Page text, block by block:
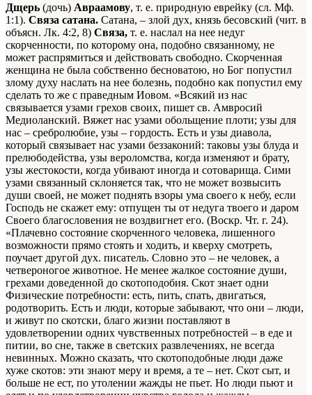
Дщерь (дочь) Авраамову, т. е. природную еврейку (сл. Мф.
1:1). Связа сатана. Сатана, – злой дух, князь бесовский (чит. в
объясн. Лк. 4:2, 8) Связа, т. е. наслал на нее недуг
скорченности, по которому она, подобно связанному, не
может распрямиться и действовать свободно. Скорченная
женщина не была собственно бесноватою, но Бог попустил
злому духу наслать на нее болезнь, подобно как попустил ему
сделать то же с праведным Иовом. «Всякий из нас
связывается узами грехов своих, пишет св. Амвросий
Медиоланский. Вяжет нас узами обольщение плоти; узы для
нас – сребролюбие, узы – гордость. Есть и узы диавола,
который связывает нас узами беззаконий: таковы узы блуда и
прелюбодейства, узы вероломства, когда изменяют и брату,
узы жестокости, когда убивают иногда и сотоварища. Сими
узами связанный склоняется так, что не может возвысить
души своей, не может поднять взоры ума своего к небу, если
Господь не скажет ему: отпущен ты от недуга твоего и даром
Своего благословения не воздвигнет его. (Воскр. Чт. г. 24).
«Плачевно состояние скорченного человека, лишенного
возможности прямо стоять и ходить, и кверху смотреть,
поучает другой дух. писатель. Словно это – не человек, а
четвероногое животное. Не менее жалкое состояние души,
грехами доведенной до скотоподобия. Скот знает одни
Физические потребности: есть, пить, спать, двигаться,
родотворить. Есть и люди, которые забывают, что они – люди,
и живут по скотски, благо жизни поставляют в
удовлетворении одних чувственных потребностей – в еде и
питии, во сне, также в светских развлечениях, не всегда
невинных. Можно сказать, что скотоподобные люди даже
хуже скотов: эти знают меру и время, а те – нет. Скот сыт, и
больше не ест, по утолении жажды не пьет. Но люди пьют и